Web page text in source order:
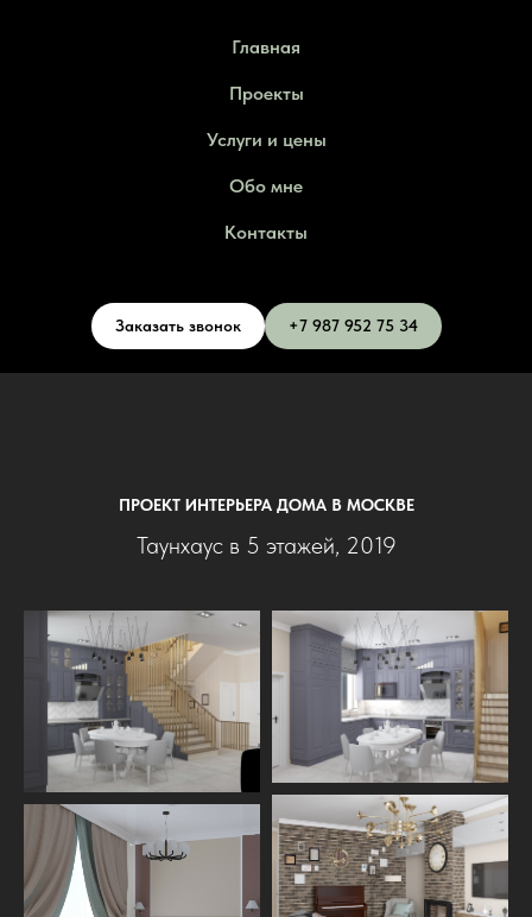
Главная
Проекты
Услуги и цены
Обо мне
Контакты
Заказать звонок +7 987 952 75 34
ПРОЕКТ ИНТЕРЬЕРА ДОМА В МОСКВЕ
Таунхаус в 5 этажей, 2019